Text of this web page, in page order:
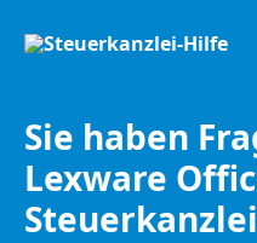
Sie haben
Lexware